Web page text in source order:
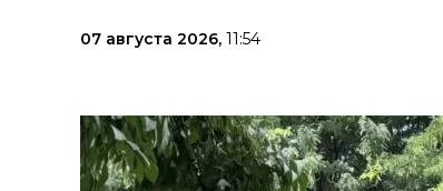
07 августа 2026, 11:54